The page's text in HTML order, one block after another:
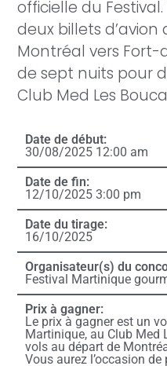
officielle du
deux billets
Montréal vers
de sept nuits pour
Club Med Les
Date de début:
30/08/2025 12:00 am
Date de fin:
12/10/2025 3:00 pm
Date du tirage:
16/10/2025
Organisateur(s) du
Festival Martinique
Prix à gagner:
Le prix à gagner est un
Martinique, au Club Med
vols au départ de
Vous aurez l’occasion